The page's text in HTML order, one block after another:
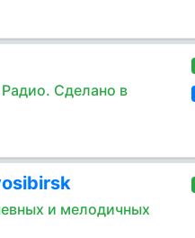
Сделано в
и мелодичных